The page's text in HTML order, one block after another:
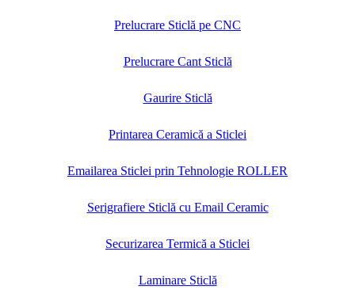
Prelucrare Sticlă pe CNC
Prelucrare Cant Sticlă
Gaurire Sticlă
Printarea Ceramică a Sticlei
Emailarea Sticlei prin Tehnologie ROLLER
Serigrafiere Sticlă cu Email Ceramic
Securizarea Termică a Sticlei
Laminare Sticlă